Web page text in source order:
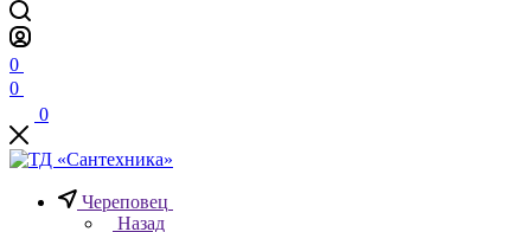
0
0
0
Череповец
Назад